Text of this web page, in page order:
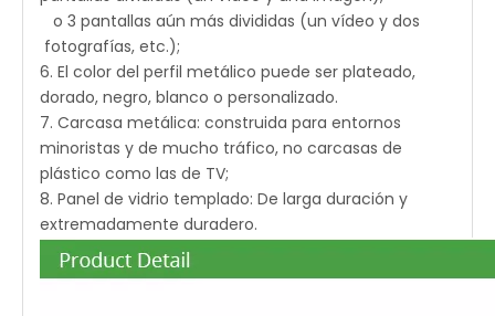
o 3 pantallas aún más divididas (un vídeo y dos
fotografías, etc.);
6. El color del perfil metálico puede ser plateado,
dorado, negro, blanco o personalizado.
7. Carcasa metálica: construida para entornos
minoristas y de mucho tráfico, no carcasas de
plástico como las de TV;
8. Panel de vidrio templado: De larga duración y
extremadamente duradero.